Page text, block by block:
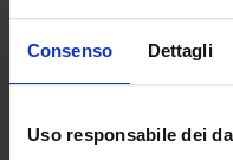
Consenso Dettagli
Uso responsabile dei
COURSES